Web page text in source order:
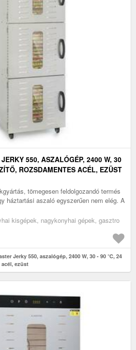
550, ASZALÓGÉP, 2400 W, 30
ROZSDAMENTES ACÉL, EZÜST
tömegesen feldolgozandó termés
háztartási aszaló egyszerűen nem elég. A
kisgépek, nagykonyhai gépek, gasztro
Jerky 550, aszalógép, 2400 W, 30 - 90 °C, 24
ezüst